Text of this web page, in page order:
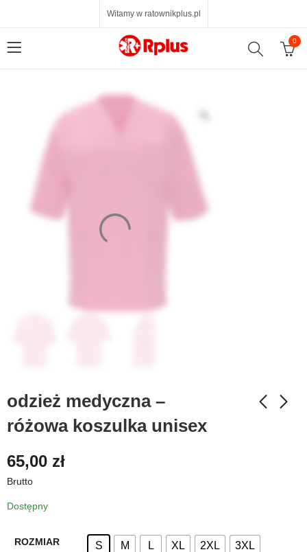
Witamy w ratownikplus.pl
0
odzież medyczna –
różowa koszulka unisex
65,00 zł
Brutto
Dostępny
ROZMIAR S M L XL 2XL 3XL